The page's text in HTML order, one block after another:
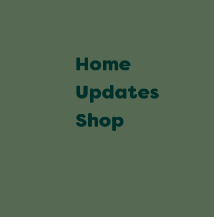
Home
Updates
Shop